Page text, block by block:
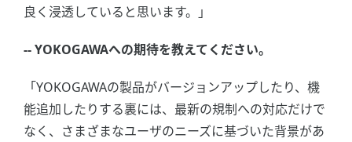
良く浸透していると思います。」
-- YOKOGAWAへの期待を教えてください。
「YOKOGAWAの製品がバージョンアップしたり、機
能追加したりする裏には、最新の規制への対応だけで
なく、さまざまなユーザのニーズに基づいた背景があ